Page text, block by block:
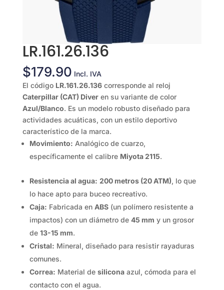
LR.161.26.136
$179.90 Incl. IVA
El código LR.161.26.136corresponde al reloj
Caterpillar (CAT) Diveren su variante de color
Azul/Blanco. Es un modelo robusto diseñado para
actividades acuáticas, con un estilo deportivo
característico de la marca.
Movimiento: Analógico de cuarzo,
específicamente el calibre Miyota 2115.
Resistencia al agua: 200 metros (20 ATM), lo que
lo hace apto para buceo recreativo.
Caja: Fabricada en ABS(un polímero resistente a
impactos) con un diámetro de 45 mm y un grosor
de 13-15 mm.
Cristal: Mineral, diseñado para resistir rayaduras
comunes.
Correa: Material de siliconaazul, cómoda para el
contacto con el agua.